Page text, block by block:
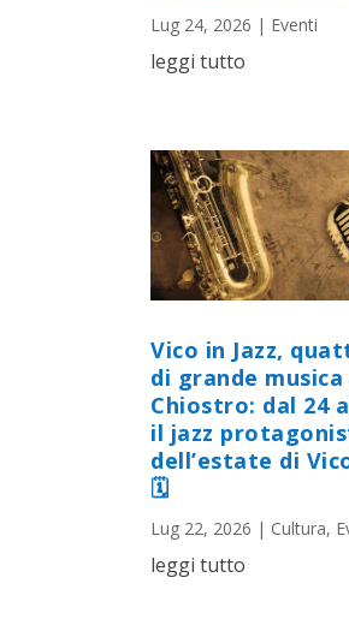
Lug 24, 2026 | Eventi
leggi tutto
Vico in Jazz,
di grande musica
Chiostro: dal 24
il jazz
dell’estate di
🗓
Lug 22, 2026 | Cultura,
leggi tutto